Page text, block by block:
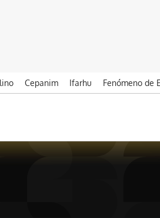
Cepanim Ifarhu Fenómeno de